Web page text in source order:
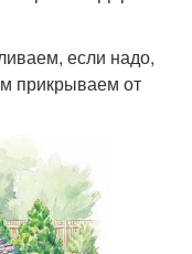
если надо,
прикрываем от